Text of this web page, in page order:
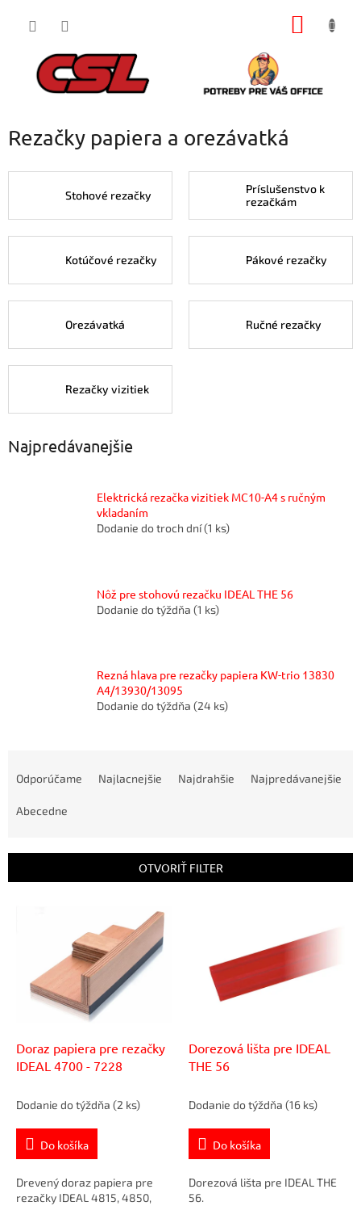
Rezačky papiera a orezávatká
Stohové rezačky
Príslušenstvo k
rezačkám
Kotúčové rezačky Pákové rezačky
Orezávatká Ručné rezačky
Rezačky vizitiek
Najpredávanejšie
Elektrická rezačka vizitiek MC10-A4 s ručným
vkladaním
Dodanie do troch dní(1 ks)
Nôž pre stohovú rezačku IDEAL THE 56
Dodanie do týždňa (1 ks)
Rezná hlava pre rezačky papiera KW-trio 13830
A4/13930/13095
Dodanie do týždňa (24 ks)
p
Odporúčame Najlacnejšie Najdrahšie Najpredávanejšie
Abecedne
OTVORIŤ FILTER
Doraz papiera pre rezačky
IDEAL 4700 - 7228
Dodanie do týždňa (2 ks)
Do košíka
Drevený doraz papiera pre
rezačky IDEAL 4815, 4850,
Dorezová lišta pre IDEAL
THE 56
Dodanie do týždňa (16 ks)
Do košíka
Dorezová lišta pre IDEAL THE
56.